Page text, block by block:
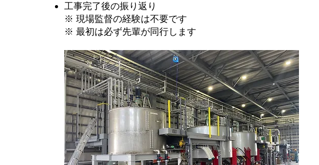
工事完了後の振り返り
※ 現場監督の経験は不要です
※ 最初は必ず先輩が同行します